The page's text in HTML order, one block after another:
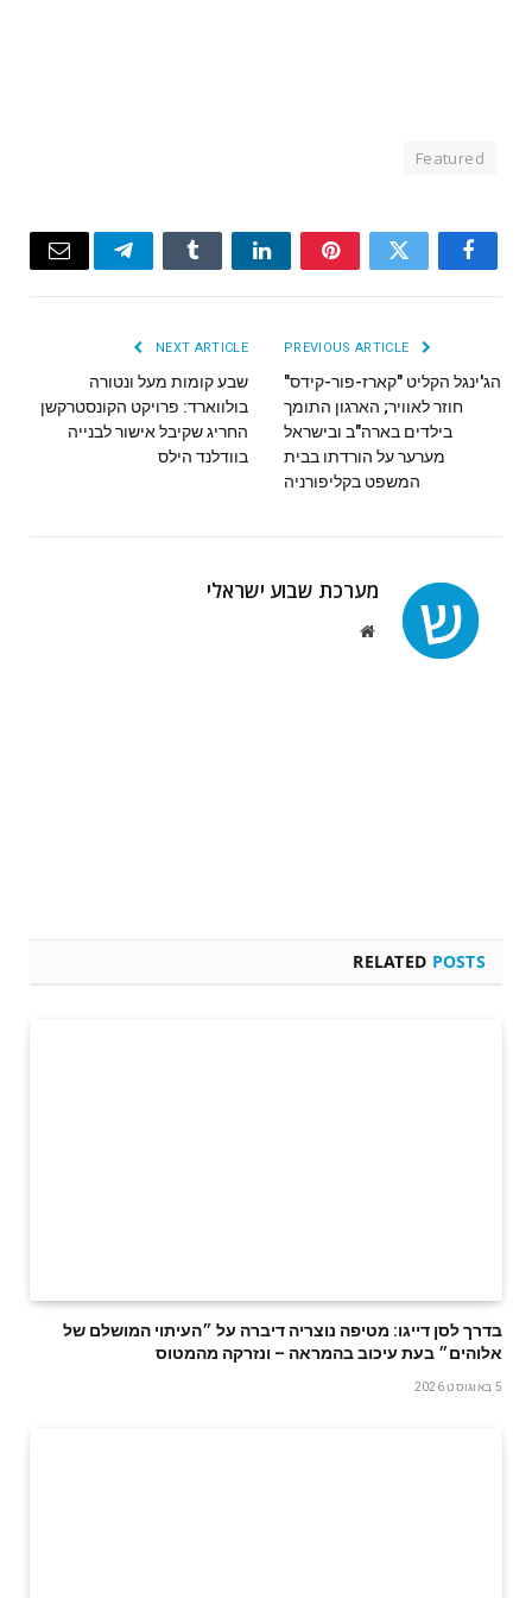
Featured
Facebook
Twitter
Pinterest
LinkedIn
Tumblr
Telegram
Email
הג'ינגל הקליט "קארז-פור-קידס"
חוזר לאוויר; הארגון התומך
בילדים בארה"ב ובישראל
מערער על הורדתו בבית
המשפט בקליפורניה
NEXT ARTICLE
שבע קומות מעל ונטורה
בולווארד: פרויקט הקונסטרקשן
החריג שקיבל אישור לבנייה
בוודלנד הילס
מערכת שבוע ישראלי
Website
RELATED POSTS
בדרך לסן דייגו: מטיפה נוצריה דיברה על ״העיתוי המושלם של
אלוהים״ בעת עיכוב בהמראה – ונזרקה מהמטוס
5 באוגוסט 2026